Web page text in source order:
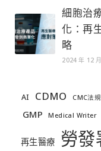
細胞治
化：再
略
2024 年 12
AI CDMO CMC法規
GMP Medical Writer
再生醫療 勞發